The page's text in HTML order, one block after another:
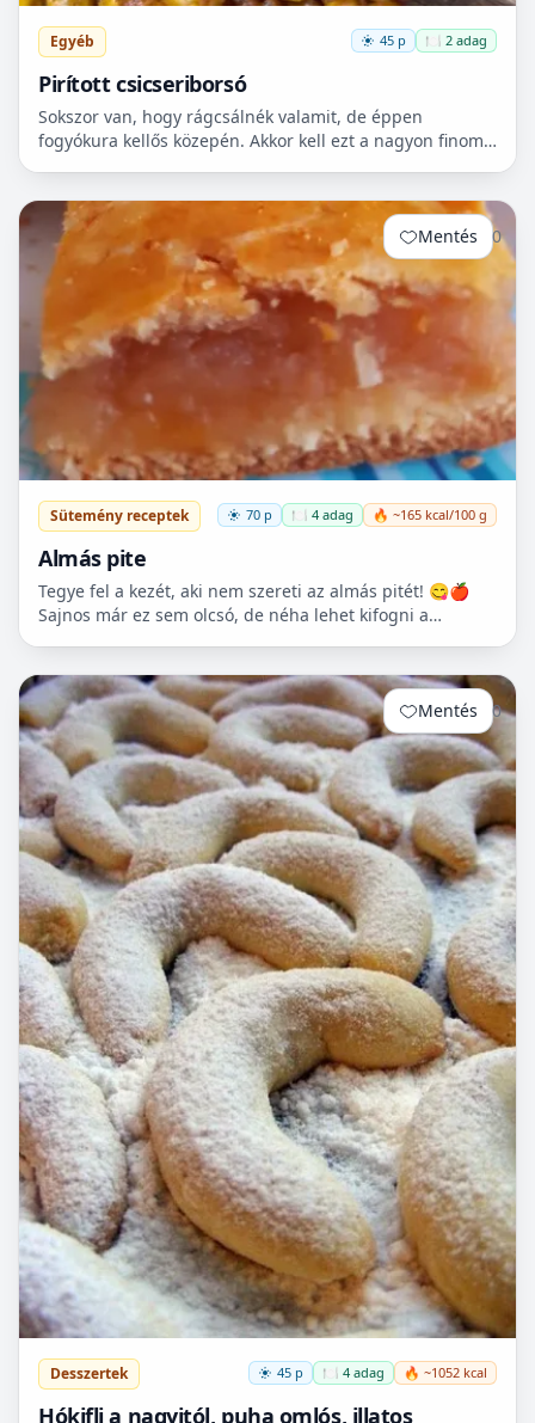
Egyéb 45 p 🍽️ 2 adag
Pirított csicseriborsó
Sokszor van, hogy rágcsálnék valamit, de éppen
fogyókura kellős közepén. Akkor kell ezt a nagyon finom
Mentés 0
Sütemény receptek 70 p 🍽️ 4 adag 🔥 ~165 kcal/100 g
Almás pite
Tegye fel a kezét, aki nem szereti az almás pitét! 😋🍎
Sajnos már ez sem olcsó, de néha lehet kifogni a
Mentés 0
Desszertek 45 p 🍽️ 4 adag 🔥 ~1052 kcal
Hókifli a nagyitól, puha omlós, illatos